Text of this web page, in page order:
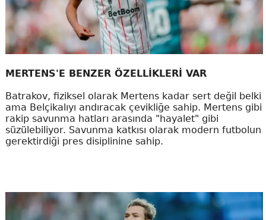
MERTENS'E BENZER ÖZELLİKLERİ VAR
Batrakov, fiziksel olarak Mertens kadar sert değil belki
ama Belçikalıyı andıracak çevikliğe sahip. Mertens gibi
rakip savunma hatları arasında "hayalet" gibi
süzülebiliyor. Savunma katkısı olarak modern futbolun
gerektirdiği pres disiplinine sahip.